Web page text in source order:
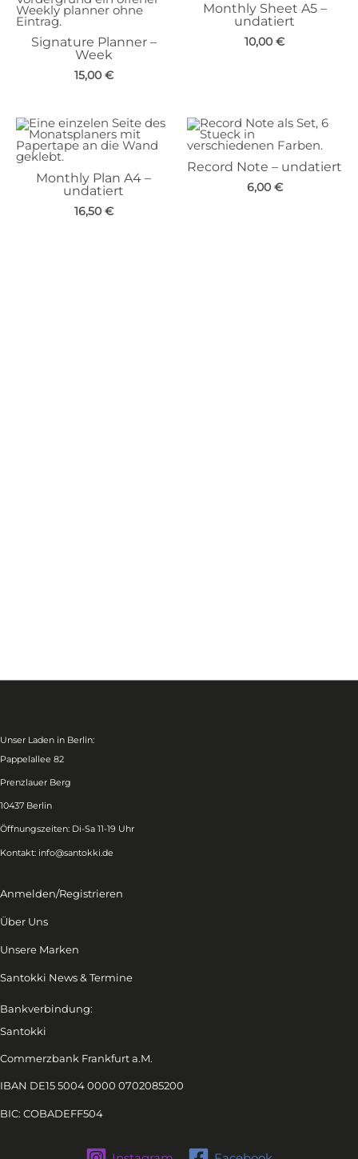
Signature Planner –
Week
15,00 €
Monthly Sheet A5 –
undatiert
10,00 €
Monthly Plan A4 –
undatiert
16,50 €
Record Note – undatiert
6,00 €
Unser Laden in Berlin:
Pappelallee 82
Prenzlauer Berg
10437 Berlin
Öffnungszeiten: Di-Sa 11-19 Uhr
Kontakt: info@santokki.de
Anmelden/Registrieren
Über Uns
Unsere Marken
Santokki News & Termine
Bankverbindung:
Santokki
Commerzbank Frankfurt a.M.
IBAN DE15 5004 0000 0702085200
BIC: COBADEFF504